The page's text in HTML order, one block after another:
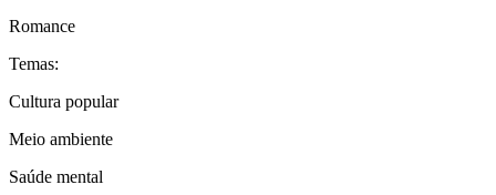
Romance
Temas:
Cultura popular
Meio ambiente
Saúde mental